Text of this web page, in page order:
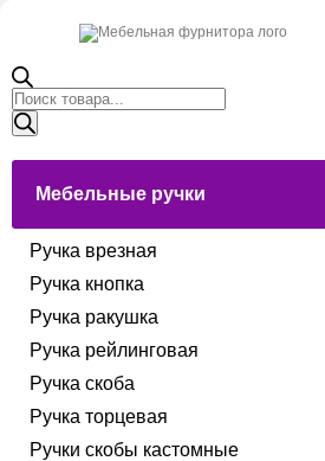
Поиск
товаров
Мебельные ручки
Ручка врезная
Ручка кнопка
Ручка ракушка
Ручка рейлинговая
Ручка скоба
Ручка торцевая
Ручки скобы кастомные